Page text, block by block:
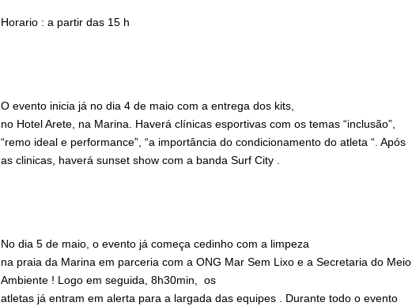
Horario : a partir das 15 h
O evento inicia já no dia 4 de maio com a entrega dos kits,
no Hotel Arete, na Marina. Haverá clínicas esportivas com os temas “inclusão”,
“remo ideal e performance”, “a importância do condicionamento do atleta “. Após
as clinicas, haverá sunset show com a banda Surf City .
No dia 5 de maio, o evento já começa cedinho com a limpeza
na praia da Marina em parceria com a ONG Mar Sem Lixo e a Secretaria do Meio
Ambiente ! Logo em seguida, 8h30min, os
atletas já entram em alerta para a largada das equipes . Durante todo o evento